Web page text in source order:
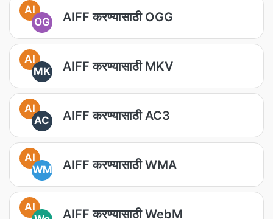
AI
OG
AIFF करण्यासाठी OGG
AI
MK
AIFF करण्यासाठी MKV
AI
AC
AIFF करण्यासाठी AC3
AI
WM
AIFF करण्यासाठी WMA
AI
AIFF करण्यासाठी WebM